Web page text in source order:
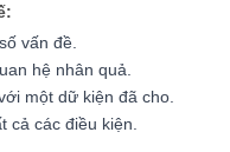
vấn đề.
hệ nhân quả.
một dữ kiện đã cho.
cả các điều kiện.